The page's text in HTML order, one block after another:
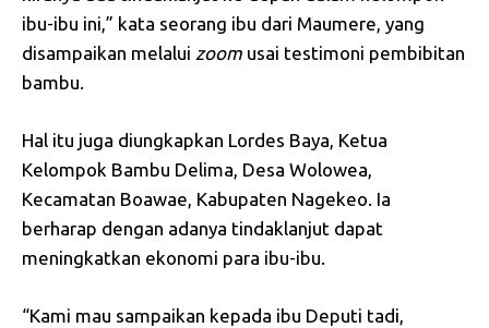
ibu-ibu ini,” kata seorang ibu dari Maumere, yang
disampaikan melalui zoom usai testimoni pembibitan
bambu.
Hal itu juga diungkapkan Lordes Baya, Ketua
Kelompok Bambu Delima, Desa Wolowea,
Kecamatan Boawae, Kabupaten Nagekeo. Ia
berharap dengan adanya tindaklanjut dapat
meningkatkan ekonomi para ibu-ibu.
“Kami mau sampaikan kepada ibu Deputi tadi,